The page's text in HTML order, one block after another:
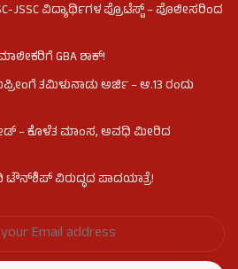
JSSC ವಿದ್ಯಾರ್ಥಿಗಳ ಪ್ರೊಟೆಸ್ಟ್ – ಪೊಲೀಸರಿಂದ
GBA ಶಾಕ್!
ತಮಿಳುನಾಡು ಅರ್ಜಿ – ಆ.13 ರಂದು
– ಕೊಳೆತ ಮಾಂಸ, ಅವಧಿ ಮೀರಿದ
ಟೌನ್​ಶಿಪ್ ವಿರುದ್ಧದ ಪಾದಯಾತ್ರೆ!